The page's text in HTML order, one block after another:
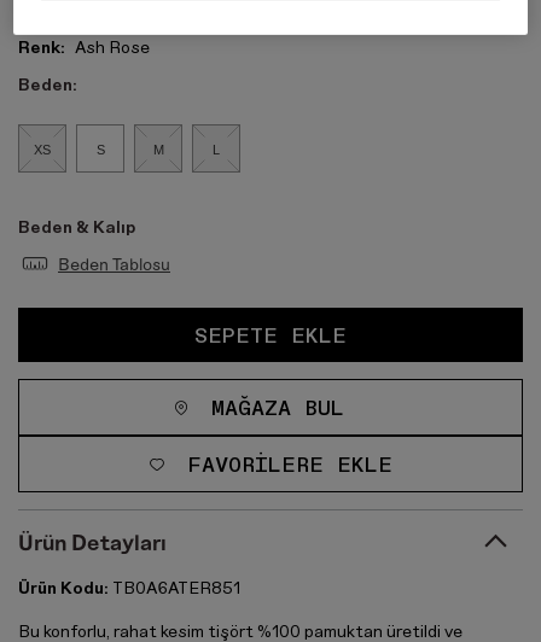
Renk: Ash Rose
Beden:
XS S M L
Beden & Kalıp
Beden Tablosu
SEPETE EKLE
MAĞAZA BUL
FAVORILERE EKLE
Ürün Detayları
Ürün Kodu: TB0A6ATER851
Bu konforlu, rahat kesim tişört %100 pamuktan üretildi ve